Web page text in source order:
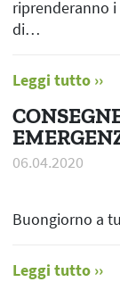
riprenderanno i
di…
Leggi tutto
06.04.2020
Buongiorno a
Leggi tutto